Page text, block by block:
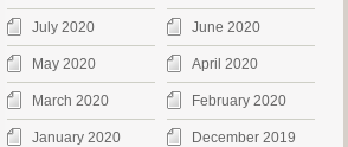
July 2020 June 2020
May 2020 April 2020
March 2020 February 2020
January 2020 December 2019